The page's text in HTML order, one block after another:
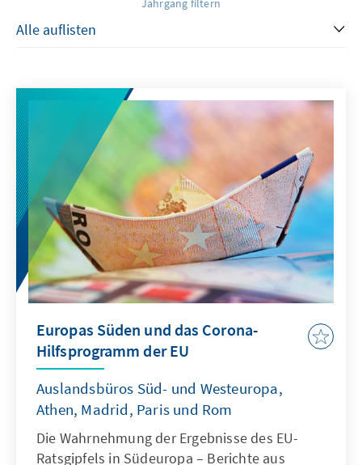
Jahrgang filtern
Europas Süden und das Corona-
Hilfsprogramm der EU
Auslandsbüros Süd- und Westeuropa,
Athen, Madrid, Paris und Rom
Die Wahrnehmung der Ergebnisse des EU-
Ratsgipfels in Südeuropa – Berichte aus